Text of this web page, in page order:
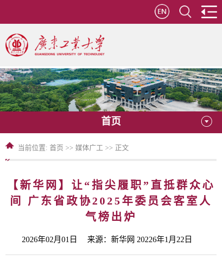
首页
当前位置:首页 >>媒体广工 >> 正文
【新华网】让“指尖履职”直抵群众心
间 广东省政协2025年委员会客室人
气榜出炉
2026年02月01日 来源：新华网 20226年1月22日